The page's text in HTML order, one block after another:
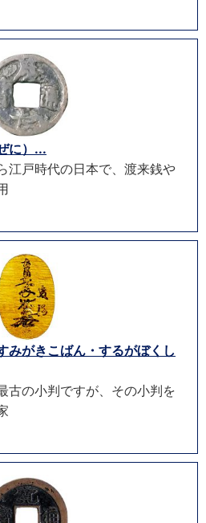
に）...
江戸時代の日本で、渡来銭や
みがきこばん・するがぼくし
古の小判ですが、その小判を